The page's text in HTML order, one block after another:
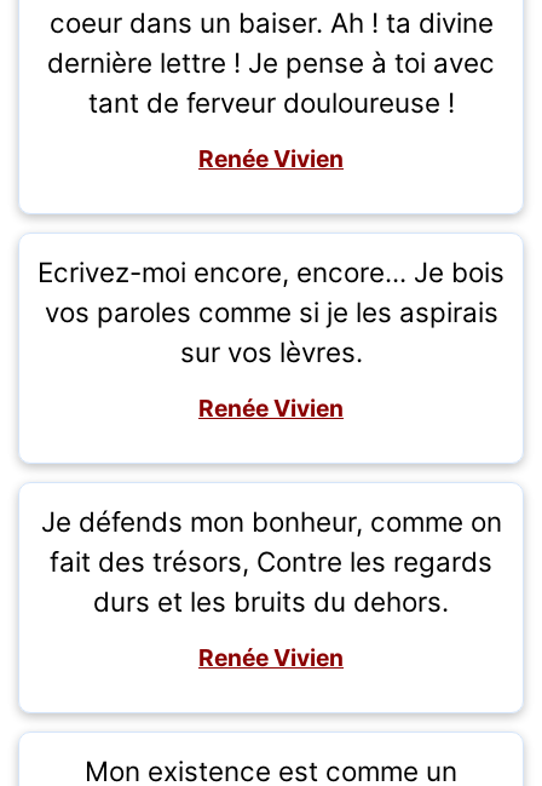
coeur dans un baiser. Ah ! ta divine
dernière lettre ! Je pense à toi avec
tant de ferveur douloureuse !
Renée Vivien
Ecrivez-moi encore, encore... Je bois
vos paroles comme si je les aspirais
sur vos lèvres.
Renée Vivien
Je défends mon bonheur, comme on
fait des trésors, Contre les regards
durs et les bruits du dehors.
Renée Vivien
Mon existence est comme un